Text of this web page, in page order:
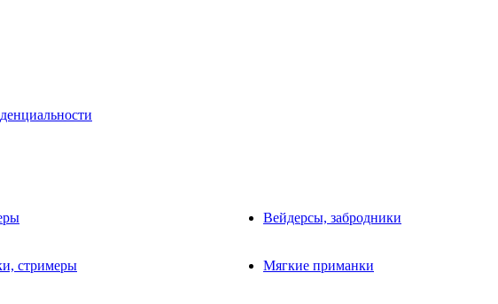
Вейдерсы, забродники
стримеры Мягкие приманки